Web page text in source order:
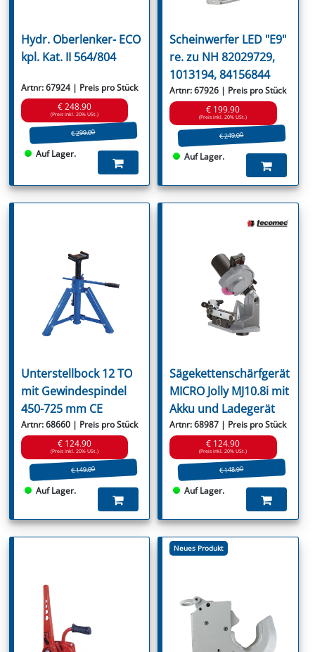
Hydr. Oberlenker- ECO
kpl. Kat. II 564/804
Artnr: 67924 | Preis pro Stück
€ 248.90
(Preis inkl. 20% USt.)
€ 299.00
Auf Lager.
Scheinwerfer LED "E9"
re. zu NH 82029729,
1013194, 84156844
Artnr: 67926 | Preis pro Stück
€ 199.90
(Preis inkl. 20% USt.)
€ 249.00
Auf Lager.
Unterstellbock 12 TO
mit Gewindespindel
450-725 mm CE
Artnr: 68660 | Preis pro Stück
€ 124.90
(Preis inkl. 20% USt.)
€ 149.00
Auf Lager.
Sägekettenschärfgerät
MICRO Jolly MJ10.8i mit
Akku und Ladegerät
Artnr: 68987 | Preis pro Stück
€ 124.90
(Preis inkl. 20% USt.)
€ 148.90
Auf Lager.
Neues Produkt